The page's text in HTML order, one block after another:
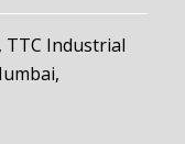
TTC Industrial